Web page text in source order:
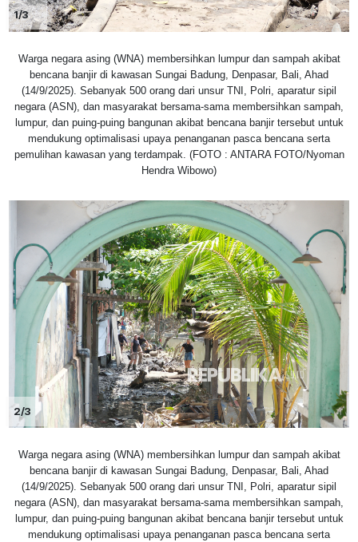
1/3
Warga negara asing (WNA) membersihkan lumpur dan sampah akibat
bencana banjir di kawasan Sungai Badung, Denpasar, Bali, Ahad
(14/9/2025). Sebanyak 500 orang dari unsur TNI, Polri, aparatur sipil
negara (ASN), dan masyarakat bersama-sama membersihkan sampah,
lumpur, dan puing-puing bangunan akibat bencana banjir tersebut untuk
mendukung optimalisasi upaya penanganan pasca bencana serta
pemulihan kawasan yang terdampak. (FOTO : ANTARA FOTO/Nyoman
Hendra Wibowo)
2/3
Warga negara asing (WNA) membersihkan lumpur dan sampah akibat
bencana banjir di kawasan Sungai Badung, Denpasar, Bali, Ahad
(14/9/2025). Sebanyak 500 orang dari unsur TNI, Polri, aparatur sipil
negara (ASN), dan masyarakat bersama-sama membersihkan sampah,
lumpur, dan puing-puing bangunan akibat bencana banjir tersebut untuk
mendukung optimalisasi upaya penanganan pasca bencana serta